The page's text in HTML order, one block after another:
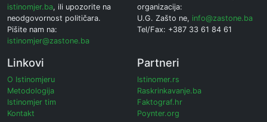
istinomjer.ba, ili upozorite na
neodgovornost političara.
Pišite nam na:
istinomjer@zastone.ba
organizacija:
U.G. Zašto ne, info@zastone.ba
Tel/Fax: +387 33 61 84 61
Linkovi
O Istinomjeru
Metodologija
Istinomjer tim
Kontakt
Partneri
Istinomer.rs
Raskrinkavanje.ba
Faktograf.hr
Poynter.org